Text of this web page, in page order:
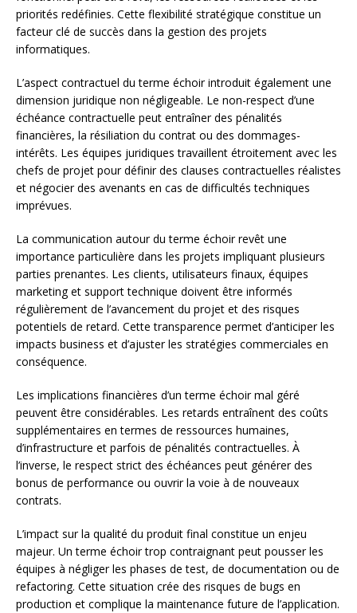
priorités redéfinies. Cette flexibilité stratégique constitue un
facteur clé de succès dans la gestion des projets
informatiques.
L’aspect contractuel du terme échoir introduit également une
dimension juridique non négligeable. Le non-respect d’une
échéance contractuelle peut entraîner des pénalités
financières, la résiliation du contrat ou des dommages-
intérêts. Les équipes juridiques travaillent étroitement avec les
chefs de projet pour définir des clauses contractuelles réalistes
et négocier des avenants en cas de difficultés techniques
imprévues.
La communication autour du terme échoir revêt une
importance particulière dans les projets impliquant plusieurs
parties prenantes. Les clients, utilisateurs finaux, équipes
marketing et support technique doivent être informés
régulièrement de l’avancement du projet et des risques
potentiels de retard. Cette transparence permet d’anticiper les
impacts business et d’ajuster les stratégies commerciales en
conséquence.
Les implications financières d’un terme échoir mal géré
peuvent être considérables. Les retards entraînent des coûts
supplémentaires en termes de ressources humaines,
d’infrastructure et parfois de pénalités contractuelles. À
l’inverse, le respect strict des échéances peut générer des
bonus de performance ou ouvrir la voie à de nouveaux
contrats.
L’impact sur la qualité du produit final constitue un enjeu
majeur. Un terme échoir trop contraignant peut pousser les
équipes à négliger les phases de test, de documentation ou de
refactoring. Cette situation crée des risques de bugs en
production et complique la maintenance future de l’application.